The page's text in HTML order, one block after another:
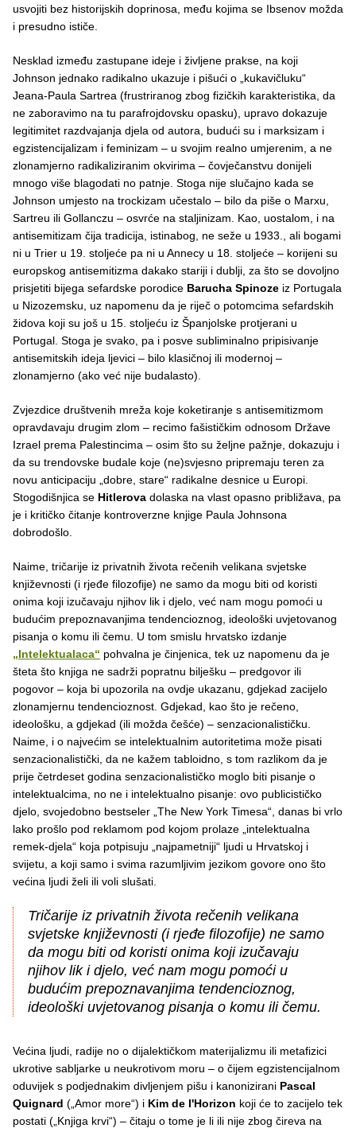
usvojiti bez historijskih doprinosa, među kojima se Ibsenov možda
i presudno ističe.
Nesklad između zastupane ideje i življene prakse, na koji
Johnson jednako radikalno ukazuje i pišući o „kukavičluku“
Jeana-Paula Sartrea (frustriranog zbog fizičkih karakteristika, da
ne zaboravimo na tu parafrojdovsku opasku), upravo dokazuje
legitimitet razdvajanja djela od autora, budući su i marksizam i
egzistencijalizam i feminizam – u svojim realno umjerenim, a ne
zlonamjerno radikaliziranim okvirima – čovječanstvu donijeli
mnogo više blagodati no patnje. Stoga nije slučajno kada se
Johnson umjesto na trockizam učestalo – bilo da piše o Marxu,
Sartreu ili Gollanczu – osvrće na staljinizam. Kao, uostalom, i na
antisemitizam čija tradicija, istinabog, ne seže u 1933., ali bogami
ni u Trier u 19. stoljeće pa ni u Annecy u 18. stoljeće – korijeni su
europskog antisemitizma dakako stariji i dublji, za što se dovoljno
prisjetiti bijega sefardske porodice Barucha Spinoze iz Portugala
u Nizozemsku, uz napomenu da je riječ o potomcima sefardskih
židova koji su još u 15. stoljeću iz Španjolske protjerani u
Portugal. Stoga je svako, pa i posve subliminalno pripisivanje
antisemitskih ideja ljevici – bilo klasičnoj ili modernoj –
zlonamjerno (ako već nije budalasto).
Zvjezdice društvenih mreža koje koketiranje s antisemitizmom
opravdavaju drugim zlom – recimo fašističkim odnosom Države
Izrael prema Palestincima – osim što su željne pažnje, dokazuju i
da su trendovske budale koje (ne)svjesno pripremaju teren za
novu anticipaciju „dobre, stare“ radikalne desnice u Europi.
Stogodišnjica se Hitlerova dolaska na vlast opasno približava, pa
je i kritičko čitanje kontroverzne knjige Paula Johnsona
dobrodošlo.
Naime, tričarije iz privatnih života rečenih velikana svjetske
književnosti (i rjeđe filozofije) ne samo da mogu biti od koristi
onima koji izučavaju njihov lik i djelo, već nam mogu pomoći u
budućim prepoznavanjima tendencioznog, ideološki uvjetovanog
pisanja o komu ili čemu. U tom smislu hrvatsko izdanje
„Intelektualaca“ pohvalna je činjenica, tek uz napomenu da je
šteta što knjiga ne sadrži popratnu bilješku – predgovor ili
pogovor – koja bi upozorila na ovdje ukazanu, gdjekad zacijelo
zlonamjernu tendencioznost. Gdjekad, kao što je rečeno,
ideološku, a gdjekad (ili možda češće) – senzacionalističku.
Naime, i o najvećim se intelektualnim autoritetima može pisati
senzacionalistički, da ne kažem tabloidno, s tom razlikom da je
prije četrdeset godina senzacionalističko moglo biti pisanje o
intelektualcima, no ne i intelektualno pisanje: ovo publicističko
djelo, svojedobno bestseler „The New York Timesa“, danas bi vrlo
lako prošlo pod reklamom pod kojom prolaze „intelektualna
remek-djela“ koja potpisuju „najpametniji“ ljudi u Hrvatskoj i
svijetu, a koji samo i svima razumljivim jezikom govore ono što
većina ljudi želi ili voli slušati.
Tričarije iz privatnih života rečenih velikana
svjetske književnosti (i rjeđe filozofije) ne samo
da mogu biti od koristi onima koji izučavaju
njihov lik i djelo, već nam mogu pomoći u
budućim prepoznavanjima tendencioznog,
ideološki uvjetovanog pisanja o komu ili čemu.
Većina ljudi, radije no o dijalektičkom materijalizmu ili metafizici
ukrotive sabljarke u neukrotivom moru – o čijem egzistencijalnom
oduvijek s podjednakim divljenjem pišu i kanonizirani Pascal
Quignard („Amor more“) i Kim de lꞌHorizon koji će to zacijelo tek
postati („Knjiga krvi“) – čitaju o tome je li ili nije zbog čireva na